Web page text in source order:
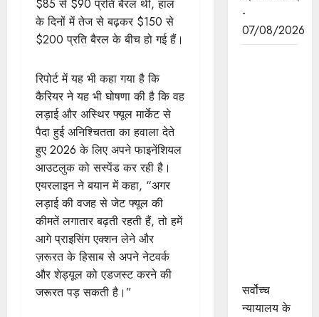
$85 से $90 प्रति बैरल थीं, हाल
के दिनों में तेज से बढ़कर $150 से
$200 प्रति बैरल के बीच हो गई हैं।
रिपोर्ट में यह भी कहा गया है कि
कैरियर ने यह भी घोषणा की है कि वह
लड़ाई और अस्थिर फ्यूल मार्केट से
पैदा हुई अनिश्चितता का हवाला देते
हुए 2026 के लिए अपने फाइनेंशियल
आउटलुक को सस्पेंड कर रही है।
एयरलाइन ने बयान में कहा, “अगर
लड़ाई की वजह से जेट फ्यूल की
कीमतें लगातार बढ़ती रहती हैं, तो हमें
आगे प्राइसिंग एक्शन लेने और
ज़रूरत के हिसाब से अपने नेटवर्क
और शेड्यूल को एडजस्ट करने की
जरूरत पड़ सकती है।”
-
07/08/2026
सर्वोच्च
न्यायालय के